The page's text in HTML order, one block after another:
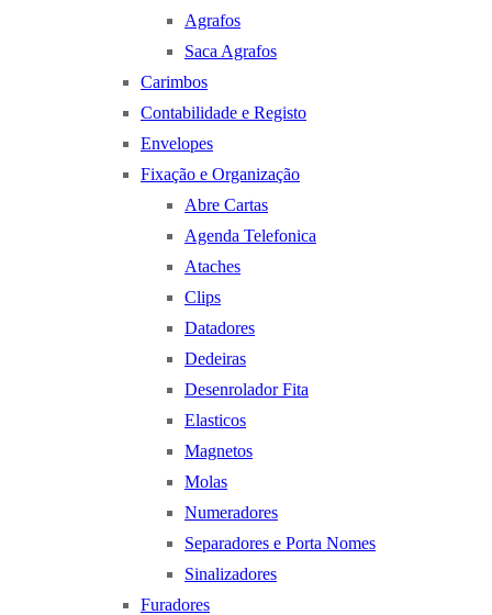
Agrafos
Saca Agrafos
Carimbos
Contabilidade e Registo
Envelopes
Fixação e Organização
Abre Cartas
Agenda Telefonica
Ataches
Clips
Datadores
Dedeiras
Desenrolador Fita
Elasticos
Magnetos
Molas
Numeradores
Separadores e Porta Nomes
Sinalizadores
Furadores